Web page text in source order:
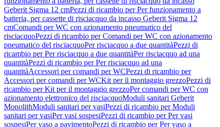
Geberit Sigma 12 cmPezzi di ricambio per Per funzionamento a
batteria, per cassette di risciacquo da incasso Geberit Sigma 12
cmComandi per WC con azionamento pneumatico del
risciacquoPezzi di ricambio per Comandi per WC con azionamento
pneumatico del risciacquoPer risciacquo a due quantitàPezzi di
ricambio per Per risciacquo a due quantitàPer risciacquo ad una
quantitàPezzi di ricambio per Per risciacquo ad una
quantitàAccessori per comandi per WCPezzi di ricambio per
Accessori per comandi per WCKit per il montaggio grezzoPezzi di
ricambio per Kit per il montaggio grezzoPer comandi per WC con
azionamento elettronico del risciacquoModuli sanitari Geberit
MonolithModuli sanitari per vasiPezzi di ricambio per Moduli
sanitari per vasiPer vasi sospesiPezzi di ricambio per Per vasi
sospesiPer vaso a pavimentoPezzi di ricambio per Per vaso a